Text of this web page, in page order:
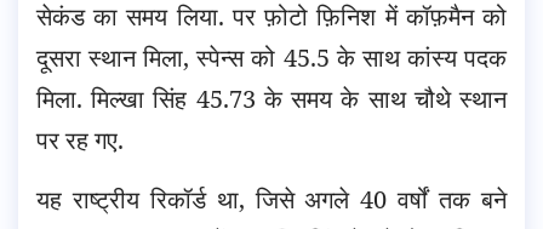
सेकंड का समय लिया. पर फ़ोटो फ़िनिश में कॉफ़मैन को
दूसरा स्थान मिला, स्पेन्स को 45.5 के साथ कांस्य पदक
मिला. मिल्खा सिंह 45.73 के समय के साथ चौथे स्थान
पर रह गए.
यह राष्ट्रीय रिकॉर्ड था, जिसे अगले 40 वर्षों तक बने